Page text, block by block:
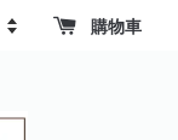
購物車